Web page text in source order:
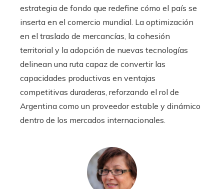
estrategia de fondo que redefine cómo el país se
inserta en el comercio mundial. La optimización
en el traslado de mercancías, la cohesión
territorial y la adopción de nuevas tecnologías
delinean una ruta capaz de convertir las
capacidades productivas en ventajas
competitivas duraderas, reforzando el rol de
Argentina como un proveedor estable y dinámico
dentro de los mercados internacionales.